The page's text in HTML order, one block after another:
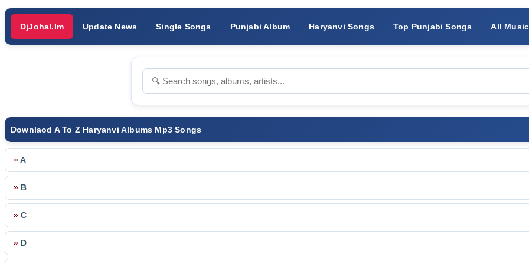
DjJohal.Im Update News Single Songs Punjabi Album Haryanvi Songs Top Punjabi Songs All Music
Downlaod A To Z Haryanvi Albums Mp3 Songs
»A
» B
» C
» D